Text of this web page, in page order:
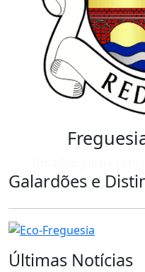
Galardões e
Últimas Notícias